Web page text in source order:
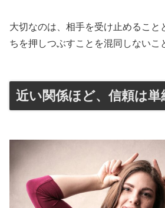
大切なのは、相手を受け止めること
ちを押しつぶすことを混同しないこ
近い関係ほど、信頼は